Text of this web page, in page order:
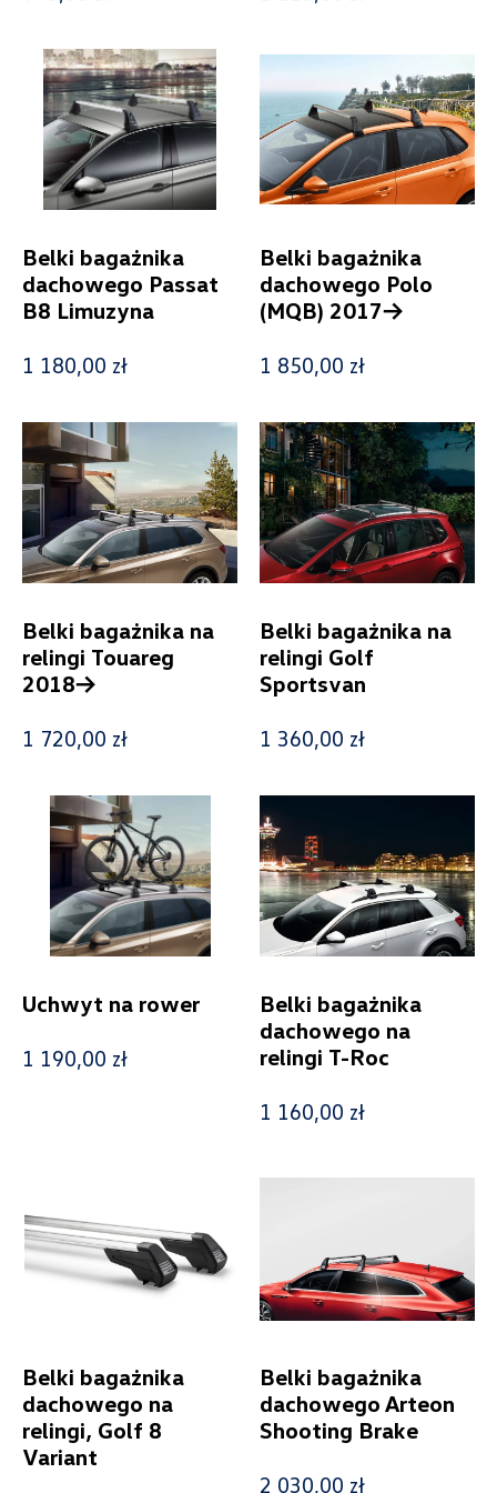
Kosmetyki samochodowe
Świat dziecka
E-Mobility
15
Foteliki dziecięce
7
Model
Generacja
Kolekcje
Status
Nowość
Promocja
Pokaż tylko dostępne
Filtruj
Belki bagażnika
dachowego Passat
B8 Limuzyna
1 180,00 zł
Belki bagażnika
dachowego Polo
(MQB) 2017->
1 850,00 zł
Belki bagażnika na
relingi Touareg
2018->
1 720,00 zł
Belki bagażnika na
relingi Golf
Sportsvan
1 360,00 zł
Uchwyt na rower
1 190,00 zł
Belki bagażnika
dachowego na
relingi T-Roc
1 160,00 zł
Belki bagażnika
dachowego na
relingi, Golf 8
Variant
Belki bagażnika
dachowego Arteon
Shooting Brake
2 030,00 zł